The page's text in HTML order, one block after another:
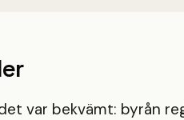
var bekvämt: byrån